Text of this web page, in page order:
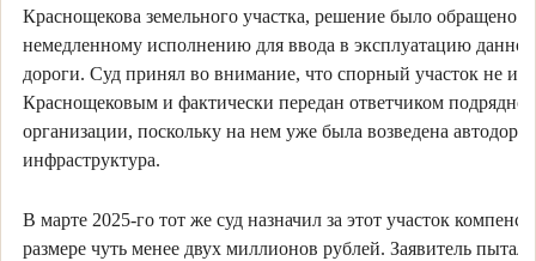
Краснощекова земельного участка, решение было обращено к
немедленному исполнению для ввода в эксплуатацию
дороги. Суд принял во внимание, что спорный участок не
Краснощековым и фактически передан ответчиком подрядной
организации, поскольку на нем уже была возведена
инфраструктура.
В марте 2025-го тот же суд назначил за этот участок
размере чуть менее двух миллионов рублей. Заявитель